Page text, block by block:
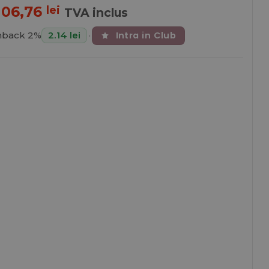
leiPrețul
curent
este:
TVA inclus
2% 2.14 lei • Intra in Club